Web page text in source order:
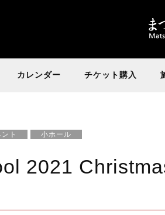
カレンダー チケット購入
ト 小ホール
2021